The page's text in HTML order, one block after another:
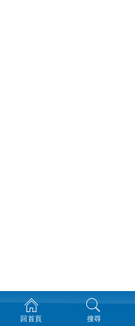
回首頁 搜尋